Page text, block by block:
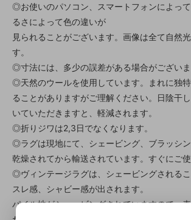
◎お使いのパソコン、スマートフォンによっ
るさによって色の違いが
見られることがございます。画像は全て自然
す。
◎寸法には、多少の誤差がある場合がございま
◎天然のウールを使用しています。まれに独
ることがありますがご理解ください。日陰干
いていただきますと、軽減されます。
◎折りジワは2,3日でなくなります。
◎ラグは現地にて、シェービング、ブラッシン
乾燥されてから輸送されています。すぐにご使
◎ヴィンテージラグは、シェービングされる
スレ感、シャビー感が出されます。
パイル地がシェービングされていますので、